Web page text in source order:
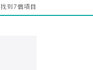
找到7個項目